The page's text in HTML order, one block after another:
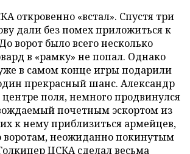
откровенно «встал». Спустя три
дали без помех приложиться к
ворот было всего несколько
в «рамку» не попал. Однако
в самом конце игры подарили
прекрасный шанс. Александр
поля, немного продвинулся
почетным эскортом из
к нему приблизиться армейцев,
воротам, неожиданно покинутым
ЦСКА сделал весьма